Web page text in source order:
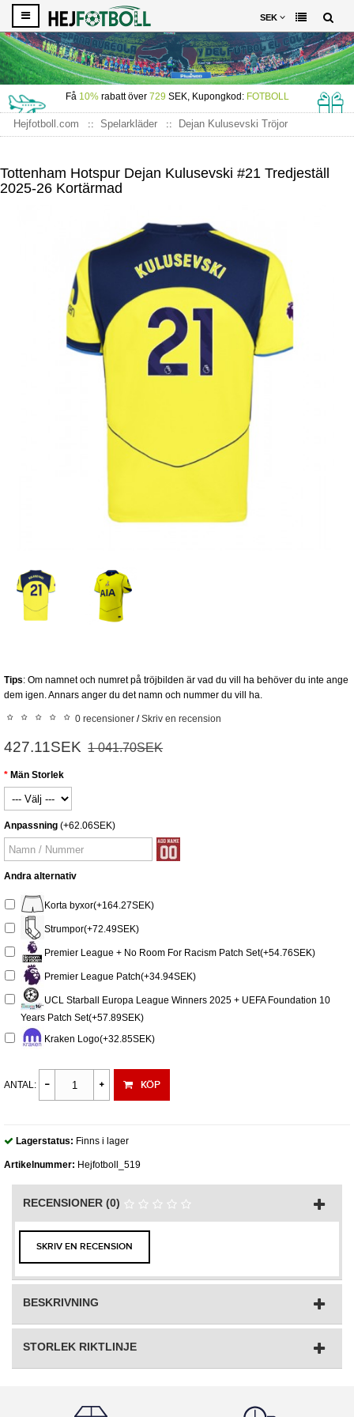
SEK
Få 10%rabatt över 729 SEK, Kupongkod: FOTBOLL
Hejfotboll.com Spelarkläder
Dejan Kulusevski Tröjor
Tottenham Hotspur Dejan Kulusevski #21 Tredjeställ
2025-26 Kortärmad
Tips: Om namnet och numret på tröjbilden är vad du vill ha behöver du inte ange
dem igen. Annars anger du det namn och nummer du vill ha.
0 recensioner /Skriv en recension
427.11SEK 1 041.70SEK
Män Storlek
Anpassning (+62.06SEK)
Andra alternativ
Korta byxor(+164.27SEK)
Strumpor(+72.49SEK)
Premier League + No Room For Racism Patch Set(+54.76SEK)
Premier League Patch(+34.94SEK)
UCL Starball Europa League Winners 2025 + UEFA Foundation 10
Years Patch Set(+57.89SEK)
Kraken Logo(+32.85SEK)
ANTAL: KÖP
Lagerstatus: Finns i lager
Artikelnummer: Hejfotboll_519
RECENSIONER (0)
SKRIV EN RECENSION
BESKRIVNING
STORLEK RIKTLINJE